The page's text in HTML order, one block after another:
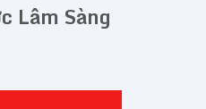
Lâm Sàng